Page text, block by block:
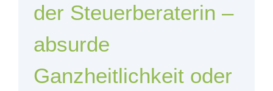
der Steuerberaterin –
absurde
Ganzheitlichkeit oder